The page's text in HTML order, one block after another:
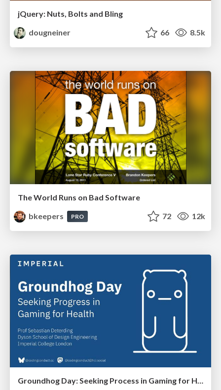
jQuery: Nuts, Bolts and Bling
dougneiner
66 8.5k
The World Runs on Bad Software
bkeepers
PRO 72 12k
Groundhog Day: Seeking Process in Gaming for Health